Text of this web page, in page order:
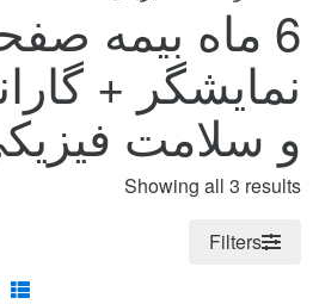
6 ماه بیمه
نمایشگر +
و سلامت
Showing all 3 results
Sorted
Filters